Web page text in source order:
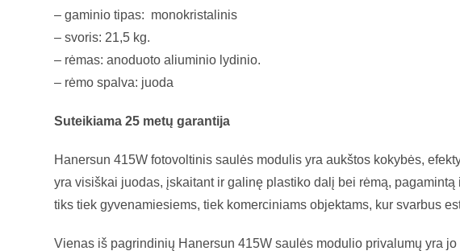
– gaminio tipas: monokristalinis
– svoris: 21,5 kg.
– rėmas: anoduoto aliuminio lydinio.
– rėmo spalva: juoda
Suteikiama 25 metų garantija
Hanersun 415W fotovoltinis saulės modulis yra aukštos kokybės,
yra visiškai juodas, įskaitant ir galinę plastiko dalį bei rėmą,
tiks tiek gyvenamiesiems, tiek komerciniams objektams, kur svarbus
Vienas iš pagrindinių Hanersun 415W saulės modulio privalumų yra